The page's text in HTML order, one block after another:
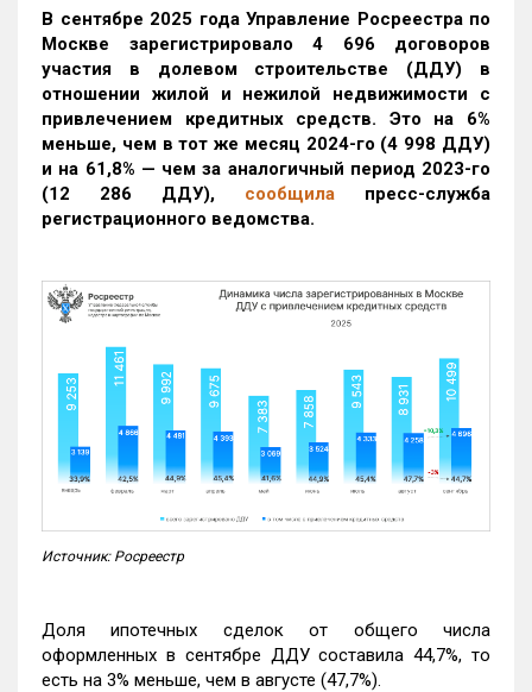
В сентябре 2025 года Управление Росреестра по
Москве зарегистрировало 4 696 договоров
участия в долевом строительстве (ДДУ) в
отношении жилой и нежилой недвижимости с
привлечением кредитных средств. Это на 6%
меньше, чем в тот же месяц 2024-го (4 998 ДДУ)
и на 61,8% — чем за аналогичный период 2023-го
(12 286 ДДУ), сообщила пресс-служба
регистрационного ведомства.
Источник: Росреестр
Доля ипотечных сделок от общего числа
оформленных в сентябре ДДУ составила 44,7%, то
есть на 3% меньше, чем в августе (47,7%).